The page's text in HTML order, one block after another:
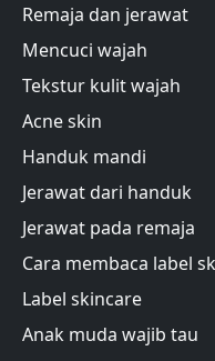
Remaja dan jerawat
Mencuci wajah
Tekstur kulit wajah
Acne skin
Handuk mandi
Jerawat dari handuk
Jerawat pada remaja
Cara membaca label
Label skincare
Anak muda wajib tau